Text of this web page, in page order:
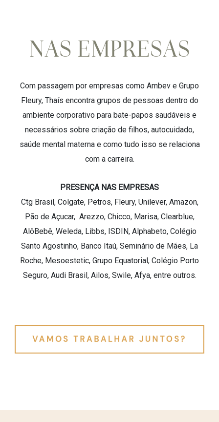
Com passagem por empresas como Ambev e Grupo
Fleury, Thaís encontra grupos de pessoas dentro do
ambiente corporativo para bate-papos saudáveis e
necessários sobre criação de filhos, autocuidado,
saúde mental materna e como tudo isso se relaciona
com a carreira.
PRESENÇA NAS EMPRESAS
Ctg Brasil, Colgate, Petros, Fleury, Unilever, Amazon,
Pão de Açucar, Arezzo, Chicco, Marisa, Clearblue,
AlôBebê, Weleda, Libbs, ISDIN, Alphabeto, Colégio
Santo Agostinho, Banco Itaú, Seminário de Mães, La
Roche, Mesoestetic, Grupo Equatorial, Colégio Porto
Seguro, Audi Brasil, Ailos, Swile, Afya, entre outros.